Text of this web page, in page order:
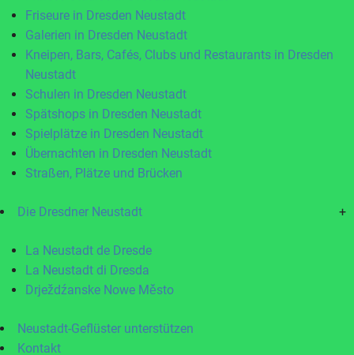
Friseure in Dresden Neustadt
Galerien in Dresden Neustadt
Kneipen, Bars, Cafés, Clubs und Restaurants in Dresden
Neustadt
Schulen in Dresden Neustadt
Spätshops in Dresden Neustadt
Spielplätze in Dresden Neustadt
Übernachten in Dresden Neustadt
Straßen, Plätze und Brücken
Die Dresdner Neustadt +
La Neustadt de Dresde
La Neustadt di Dresda
Drježdźanske Nowe Město
Neustadt-Geflüster unterstützen
Kontakt